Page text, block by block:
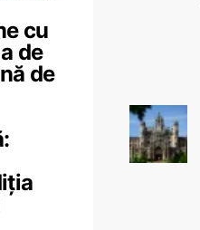
cu
de
de